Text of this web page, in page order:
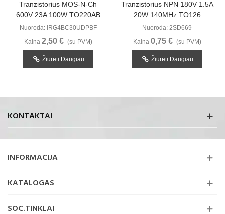
Tranzistorius MOS-N-Ch
600V 23A 100W TO220AB
Nuoroda: IRG4BC30UDPBF
Kaina 2,50 € (su PVM)
Žiūrėti Daugiau
Tranzistorius NPN 180V 1.5A
20W 140MHz TO126
Nuoroda: 2SD669
Kaina 0,75 € (su PVM)
Žiūrėti Daugiau
KONTAKTAI
INFORMACIJA
KATALOGAS
SOC.TINKLAI